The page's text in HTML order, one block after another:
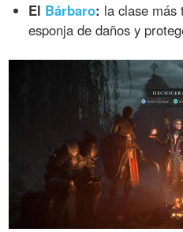
El Bárbaro: la clase más
esponja de daños y